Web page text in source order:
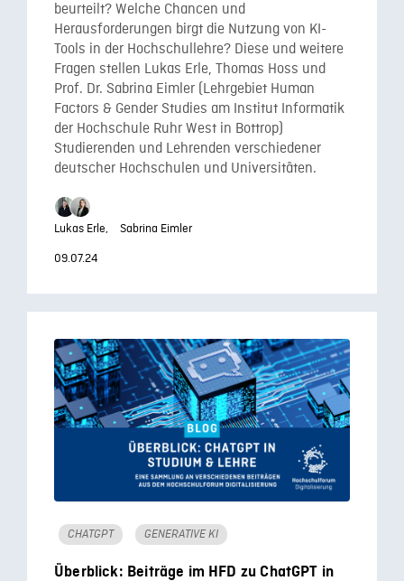
beurteilt? Welche Chancen und
Herausforderungen birgt die Nutzung von KI-
Tools in der Hochschullehre? Diese und weitere
Fragen stellen Lukas Erle, Thomas Hoss und
Prof. Dr. Sabrina Eimler (Lehrgebiet Human
Factors & Gender Studies am Institut Informatik
der Hochschule Ruhr West in Bottrop)
Studierenden und Lehrenden verschiedener
deutscher Hochschulen und Universitäten.
Lukas Erle,
Sabrina Eimler
09.07.24
CHATGPT GENERATIVE KI
Überblick: Beiträge im HFD zu ChatGPT in